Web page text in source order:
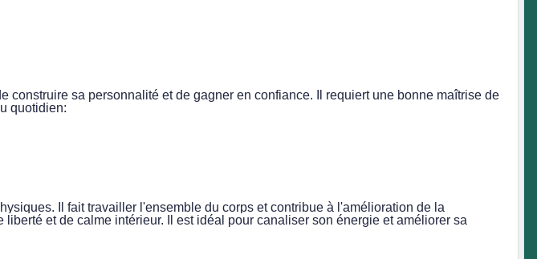
construire sa personnalité et de gagner en confiance. Il requiert une bonne maîtrise de
quotidien:
Il fait travailler l'ensemble du corps et contribue à l'amélioration de la
et de calme intérieur. Il est idéal pour canaliser son énergie et améliorer sa